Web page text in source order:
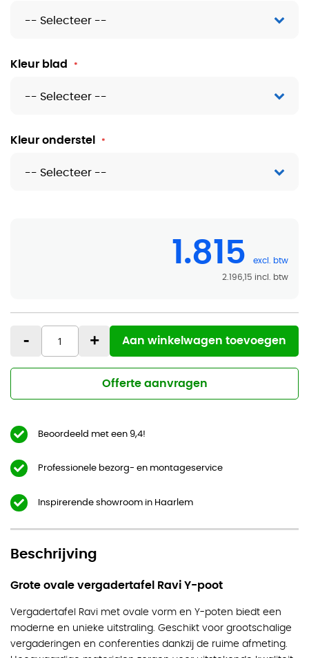
Kleur blad
Kleur onderstel
1.815
2.196,15
- + Aan winkelwagen toevoegen
Offerte aanvragen
Beoordeeld met een 9,4!
Professionele bezorg- en montageservice
Inspirerende showroom in Haarlem
Beschrijving
Grote ovale vergadertafel Ravi Y-poot
Vergadertafel Ravi met ovale vorm en Y-poten biedt een
moderne en unieke uitstraling. Geschikt voor grootschalige
vergaderingen en conferenties dankzij de ruime afmeting.